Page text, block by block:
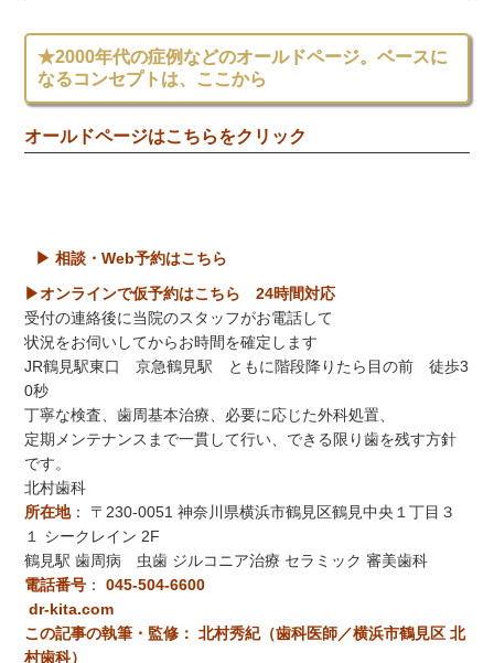
★2000年代の症例などのオールドページ。ベースに
なるコンセプトは、ここから
オールドページはこちらをクリック
▶ 相談・Web予約はこちら
▶オンラインで仮予約はこちら 24時間対応
受付の連絡後に当院のスタッフがお電話して
状況をお伺いしてからお時間を確定します
JR鶴見駅東口 京急鶴見駅 ともに階段降りたら目の前 徒歩3
0秒
丁寧な検査、歯周基本治療、必要に応じた外科処置、
定期メンテナンスまで一貫して行い、できる限り歯を残す方針
です。
北村歯科
所在地：
〒230-0051 神奈川県横浜市鶴見区鶴見中央１丁目３
１ シークレイン 2F
鶴見駅 歯周病 虫歯 ジルコニア治療 セラミック 審美歯科
電話番号 ：
045-504-6600
dr-kita.com
この記事の執筆・監修： 北村秀紀（歯科医師／横浜市鶴見区 北
村歯科）